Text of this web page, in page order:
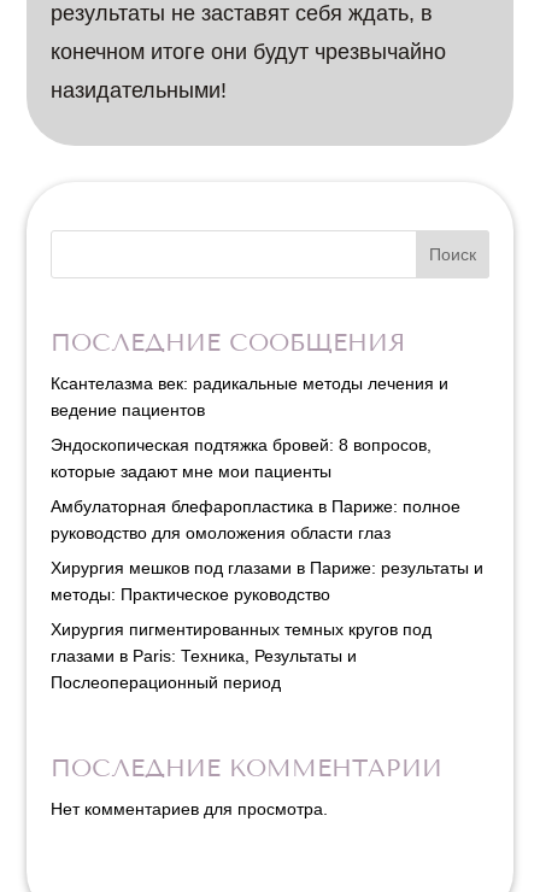
результаты не заставят себя ждать, в
конечном итоге они будут чрезвычайно
назидательными!
Поиск
ПОСЛЕДНИЕ СООБЩЕНИЯ
Ксантелазма век: радикальные методы лечения и
ведение пациентов
Эндоскопическая подтяжка бровей: 8 вопросов,
которые задают мне мои пациенты
Амбулаторная блефаропластика в Париже: полное
руководство для омоложения области глаз
Хирургия мешков под глазами в Париже: результаты и
методы: Практическое руководство
Хирургия пигментированных темных кругов под
глазами в Paris: Техника, Результаты и
Послеоперационный период
ПОСЛЕДНИЕ КОММЕНТАРИИ
Нет комментариев для просмотра.